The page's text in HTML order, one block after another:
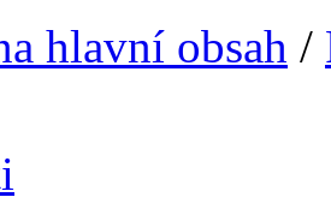
hlavní obsah /